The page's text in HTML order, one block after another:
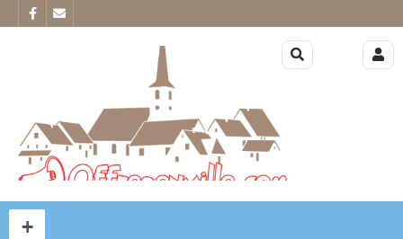
5788, 14 8278, 5788, 14
+